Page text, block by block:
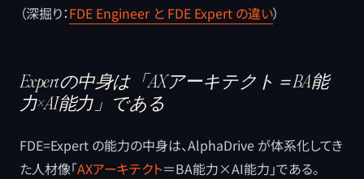
（深掘り：FDE Engineer と FDE Expert の違い）
Expertの中身は「AXアーキテクト＝BA能
力×AI能力」である
FDE=Expert の能力の中身は、AlphaDrive が体系化してき
た人材像「AXアーキテクト＝BA能力×AI能力」である。